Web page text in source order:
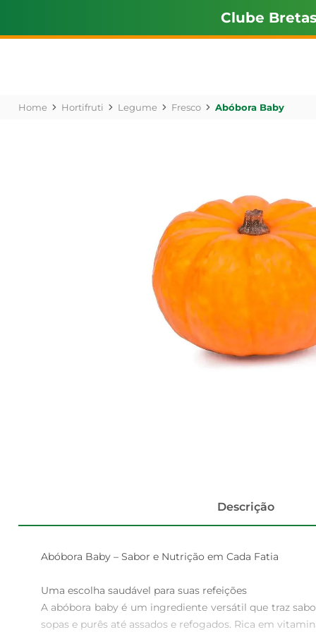
Clube Bretas
Hortifruti Legume Fresco Abóbora Baby
Descrição
Abóbora Baby – Sabor e Nutrição em Cada Fatia
Uma escolha saudável para suas refeições
A abóbora baby é um ingrediente versátil que traz
sopas e purês até assados e refogados. Rica em